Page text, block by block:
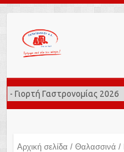
Αρχική σελίδα / Θαλασσινά /